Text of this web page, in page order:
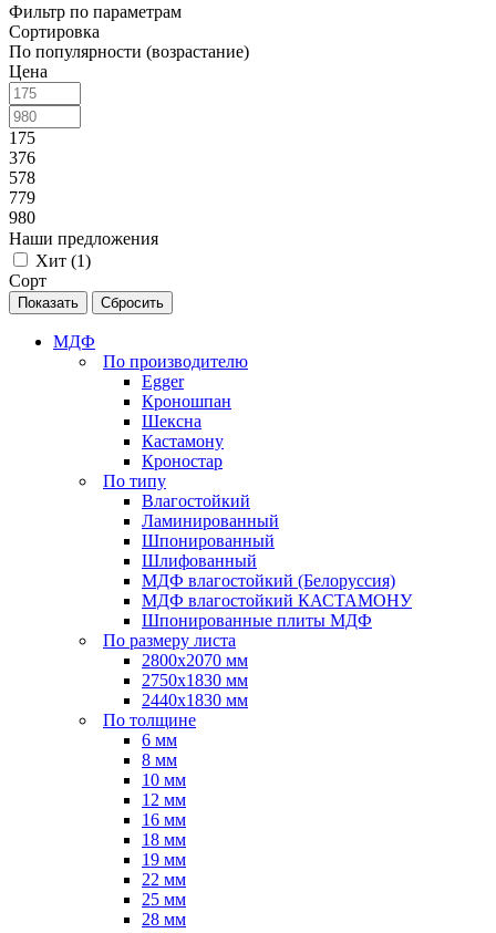
Фильтр по параметрам
Сортировка
По популярности (возрастание)
Цена
175
376
578
779
980
Наши предложения
Хит (1)
Сорт
Сбросить
МДФ
По производителю
Egger
Кроношпан
Шексна
Кастамону
Кроностар
По типу
Влагостойкий
Ламинированный
Шпонированный
Шлифованный
МДФ влагостойкий (Белоруссия)
МДФ влагостойкий КАСТАМОНУ
Шпонированные плиты МДФ
По размеру листа
2800х2070 мм
2750х1830 мм
2440х1830 мм
По толщине
6 мм
8 мм
10 мм
12 мм
16 мм
18 мм
19 мм
22 мм
25 мм
28 мм